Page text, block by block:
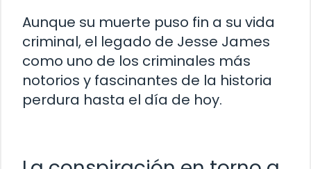
Aunque su muerte puso fin a su vida
criminal, el legado de Jesse James
como uno de los criminales más
notorios y fascinantes de la historia
perdura hasta el día de hoy.